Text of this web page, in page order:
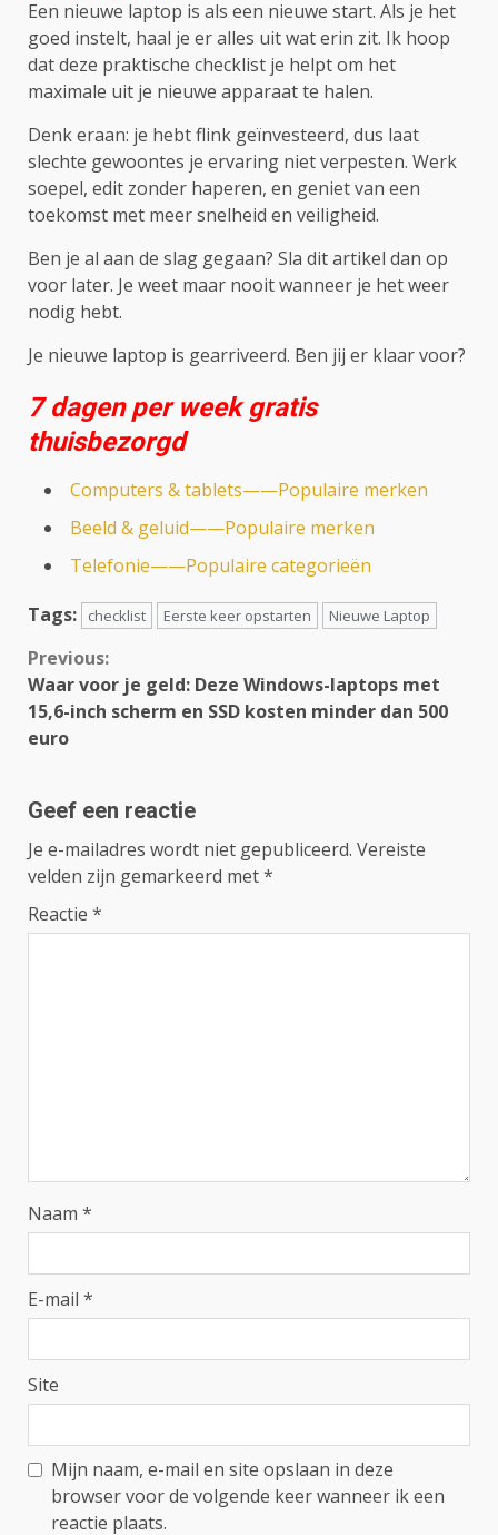
Een nieuwe laptop is als een nieuwe start. Als je het
goed instelt, haal je er alles uit wat erin zit. Ik hoop
dat deze praktische checklist je helpt om het
maximale uit je nieuwe apparaat te halen.
Denk eraan: je hebt flink geïnvesteerd, dus laat
slechte gewoontes je ervaring niet verpesten. Werk
soepel, edit zonder haperen, en geniet van een
toekomst met meer snelheid en veiligheid.
Ben je al aan de slag gegaan? Sla dit artikel dan op
voor later. Je weet maar nooit wanneer je het weer
nodig hebt.
Je nieuwe laptop is gearriveerd. Ben jij er klaar voor?
7 dagen per week gratis
thuisbezorgd
Computers & tablets——Populaire merken
Beeld & geluid——Populaire merken
Telefonie——Populaire categorieën
Tags:
checklist Eerste keer opstarten Nieuwe Laptop
Continue
Reading
Previous:
Waar voor je geld: Deze Windows-laptops met
15,6-inch scherm en SSD kosten minder dan 500
euro
Geef een reactie
Je e-mailadres wordt niet gepubliceerd. Vereiste
velden zijn gemarkeerd met*
Reactie *
Naam *
E-mail *
Site
Mijn naam, e-mail en site opslaan in deze
browser voor de volgende keer wanneer ik een
reactie plaats.